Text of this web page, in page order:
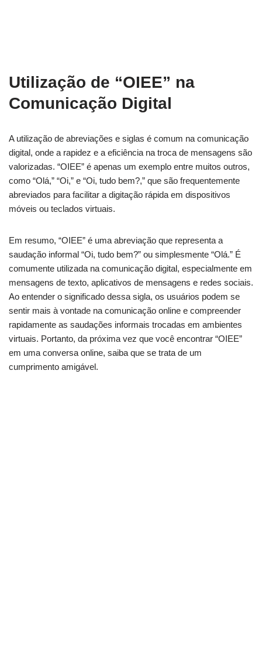
Utilização de “OIEE” na
Comunicação Digital
A utilização de abreviações e siglas é comum na comunicação
digital, onde a rapidez e a eficiência na troca de mensagens são
valorizadas. “OIEE” é apenas um exemplo entre muitos outros,
como “Olá,” “Oi,” e “Oi, tudo bem?,” que são frequentemente
abreviados para facilitar a digitação rápida em dispositivos
móveis ou teclados virtuais.
Em resumo, “OIEE” é uma abreviação que representa a
saudação informal “Oi, tudo bem?” ou simplesmente “Olá.” É
comumente utilizada na comunicação digital, especialmente em
mensagens de texto, aplicativos de mensagens e redes sociais.
Ao entender o significado dessa sigla, os usuários podem se
sentir mais à vontade na comunicação online e compreender
rapidamente as saudações informais trocadas em ambientes
virtuais. Portanto, da próxima vez que você encontrar “OIEE”
em uma conversa online, saiba que se trata de um
cumprimento amigável.